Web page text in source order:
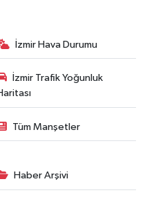
İzmir Hava Durumu
İzmir Trafik Yoğunluk
Tüm Manşetler
Haber Arşivi